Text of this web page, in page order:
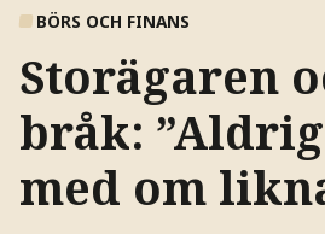
BÖRS OCH FINANS
Storägaren
bråk:
med om